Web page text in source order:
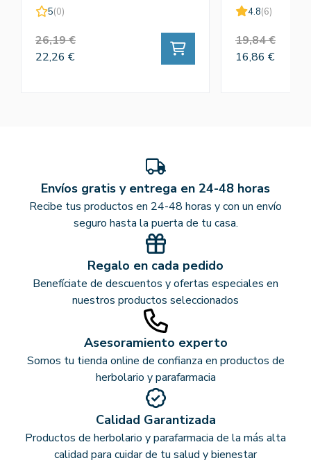
5(0)
26,19 €
22,26 €
4.8(6)
19,84 €
16,86 €
Envíos gratis y entrega en 24-48 horas
Recibe tus productos en 24-48 horas y con un envío
seguro hasta la puerta de tu casa.
Regalo en cada pedido
Benefíciate de descuentos y ofertas especiales en
nuestros productos seleccionados
Asesoramiento experto
Somos tu tienda online de confianza en productos de
herbolario y parafarmacia
Calidad Garantizada
Productos de herbolario y parafarmacia de la más alta
calidad para cuidar de tu salud y bienestar